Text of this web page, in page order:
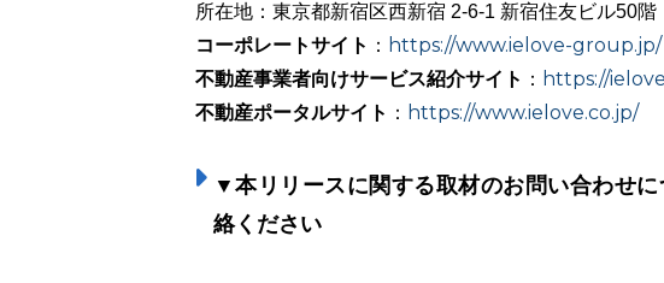
所在地：東京都新宿区西新宿 2-6-1 新宿住友ビル50階
コーポレートサイト ： https://www.ielove-group.jp/
不動産事業者向けサービス紹介サイト ： https://
不動産ポータルサイト ： https://www.ielove.co.jp/
▼本リリースに関する取材のお問い合わせ
絡ください